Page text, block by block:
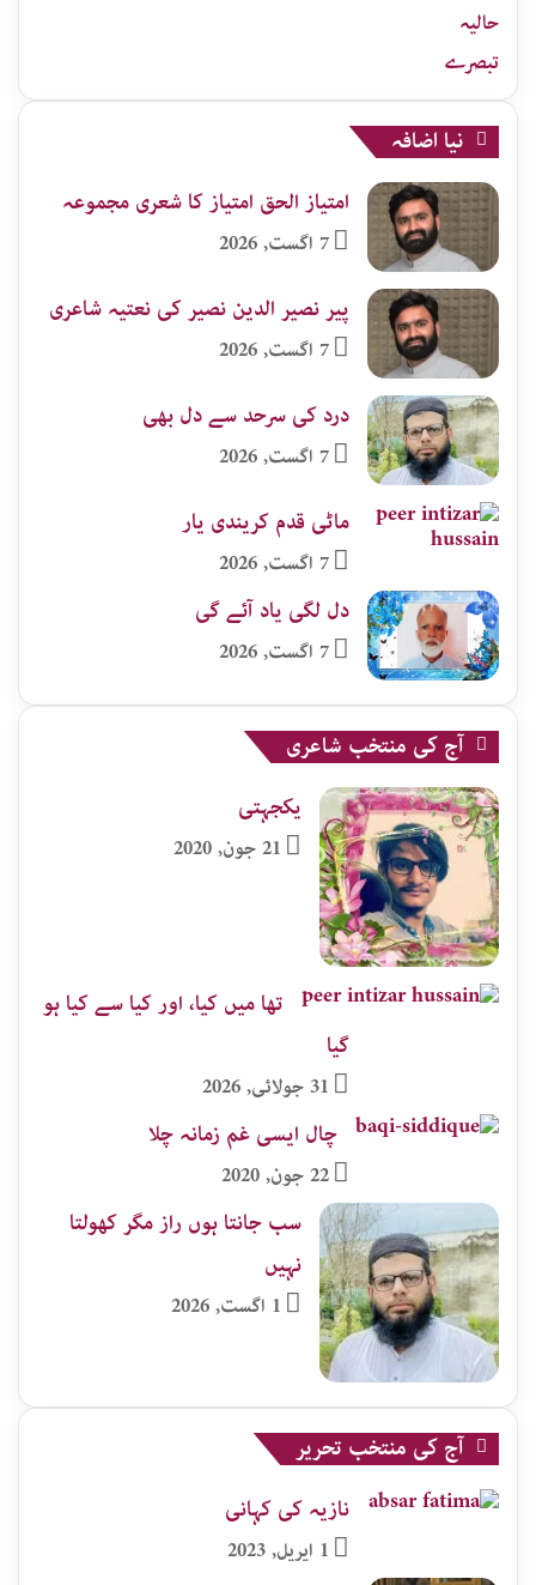
حالیہ
تبصرے
نیا اضافہ
امتیاز الحق امتیاز کا شعری مجموعہ
7 اگست, 2026
پیر نصیر الدین نصیر کی نعتیہ شاعری
7 اگست, 2026
درد کی سرحد سے دل بھی
7 اگست, 2026
ماٹی قدم کریندی یار
7 اگست, 2026
دل لگی یاد آئے گی
7 اگست, 2026
آج کی منتخب شاعری
یکجہتی
21 جون, 2020
تھا میں کیا، اور کیا سے کیا ہو
گیا
31 جولائی, 2026
چال ایسی غم زمانہ چلا
22 جون, 2020
سب جانتا ہوں راز مگر کھولتا
نہیں
1 اگست, 2026
آج کی منتخب تحریر
نازیہ کی کہانی
1 اپریل, 2023